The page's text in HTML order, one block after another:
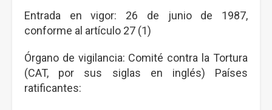
Entrada en vigor: 26 de junio de 1987,
conforme al artículo 27 (1)
Órgano de vigilancia: Comité contra la Tortura
(CAT, por sus siglas en inglés) Países
ratificantes: